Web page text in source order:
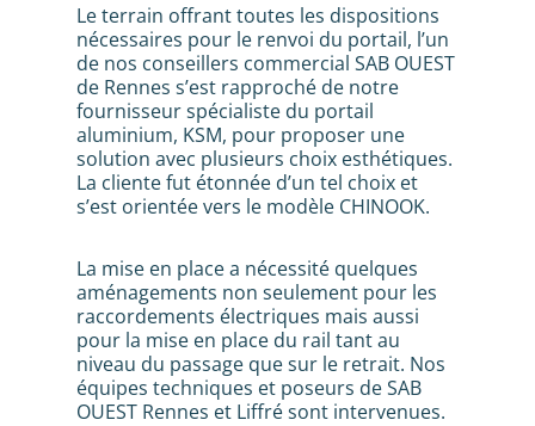
Le terrain offrant toutes les dispositions
nécessaires pour le renvoi du portail, l’un
de nos conseillers commercial SAB OUEST
de Rennes s’est rapproché de notre
fournisseur spécialiste du portail
aluminium, KSM, pour proposer une
solution avec plusieurs choix esthétiques.
La cliente fut étonnée d’un tel choix et
s’est orientée vers le modèle CHINOOK.
La mise en place a nécessité quelques
aménagements non seulement pour les
raccordements électriques mais aussi
pour la mise en place du rail tant au
niveau du passage que sur le retrait. Nos
équipes techniques et poseurs de SAB
OUEST Rennes et Liffré sont intervenues.